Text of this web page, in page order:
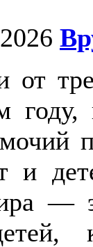
от
году,
и
—